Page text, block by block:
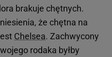
brakuje chętnych.
że chętna na
Chelsea. Zachwycony
rodaka byłby